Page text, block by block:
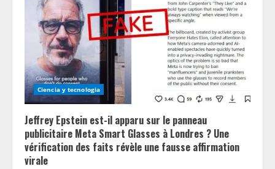
Ciencia y tecnologia
Jeffrey Epstein est-il apparu sur le panneau
publicitaire Meta Smart Glasses à Londres ? Une
vérification des faits révèle une fausse affirmation
virale